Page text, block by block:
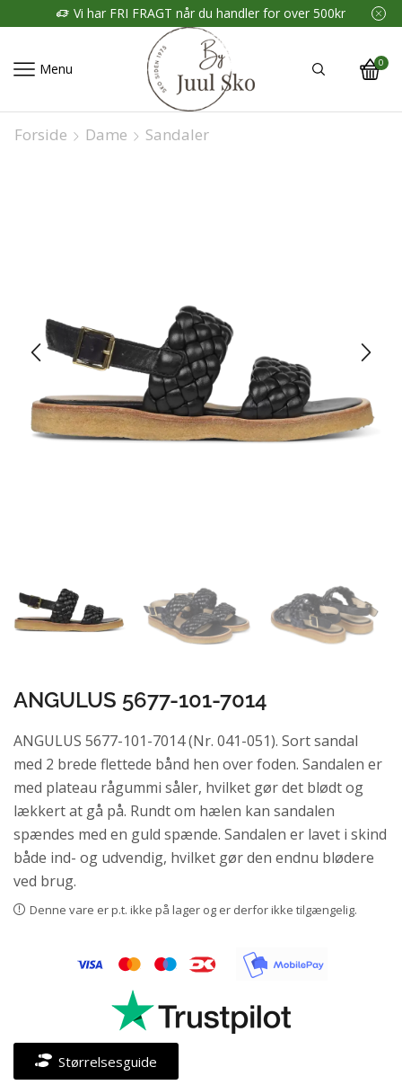
Vi har FRI FRAGT når du handler for over 500kr
Menu 0
Forside Dame Sandaler
ANGULUS 5677-101-7014
ANGULUS 5677-101-7014 (Nr. 041-051). Sort sandal
med 2 brede flettede bånd hen over foden. Sandalen er
med plateau rågummi såler, hvilket gør det blødt og
lækkert at gå på. Rundt om hælen kan sandalen
spændes med en guld spænde. Sandalen er lavet i skind
både ind- og udvendig, hvilket gør den endnu blødere
ved brug.
Denne vare er p.t. ikke på lager og er derfor ikke tilgængelig.
Størrelsesguide